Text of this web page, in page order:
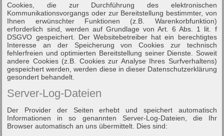
Cookies, die zur Durchführung des elektronischen
Kommunikationsvorgangs oder zur Bereitstellung bestimmter, von
Ihnen erwünschter Funktionen (z.B. Warenkorbfunktion)
erforderlich sind, werden auf Grundlage von Art. 6 Abs. 1 lit. f
DSGVO gespeichert. Der Websitebetreiber hat ein berechtigtes
Interesse an der Speicherung von Cookies zur technisch
fehlerfreien und optimierten Bereitstellung seiner Dienste. Soweit
andere Cookies (z.B. Cookies zur Analyse Ihres Surfverhaltens)
gespeichert werden, werden diese in dieser Datenschutzerklärung
gesondert behandelt.
Server-Log-Dateien
Der Provider der Seiten erhebt und speichert automatisch
Informationen in so genannten Server-Log-Dateien, die Ihr
Browser automatisch an uns übermittelt. Dies sind: